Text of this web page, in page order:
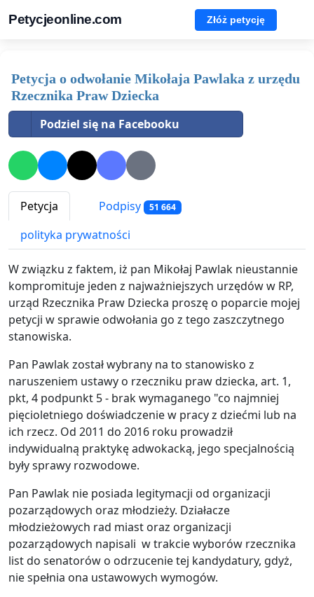
Petycjeonline.com Złóż petycję
Petycja o odwołanie Mikołaja Pawlaka z urzędu
Rzecznika Praw Dziecka
Podziel się na Facebooku
Petycja Podpisy 51 664
polityka prywatności
W związku z faktem, iż pan Mikołaj Pawlak nieustannie
kompromituje jeden z najważniejszych urzędów w RP,
urząd Rzecznika Praw Dziecka proszę o poparcie mojej
petycji w sprawie odwołania go z tego zaszczytnego
stanowiska.
Pan Pawlak został wybrany na to stanowisko z
naruszeniem ustawy o rzeczniku praw dziecka, art. 1,
pkt, 4 podpunkt 5 - brak wymaganego "co najmniej
pięcioletniego doświadczenie w pracy z dziećmi lub na
ich rzecz. Od 2011 do 2016 roku prowadził
indywidualną praktykę adwokacką, jego specjalnością
były sprawy rozwodowe.
Pan Pawlak nie posiada legitymacji od organizacji
pozarządowych oraz młodzieży. Działacze
młodzieżowych rad miast oraz organizacji
pozarządowych napisali w trakcie wyborów rzecznika
list do senatorów o odrzucenie tej kandydatury, gdyż,
nie spełnia ona ustawowych wymogów.